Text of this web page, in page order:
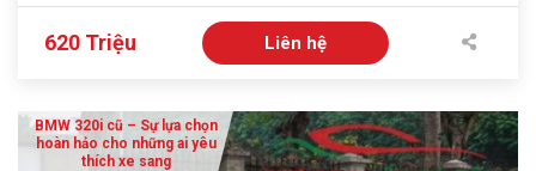
620 Triệu Liên hệ
BMW 320i cũ – Sự lựa chọn
hoàn hảo cho những ai yêu
thích xe sang